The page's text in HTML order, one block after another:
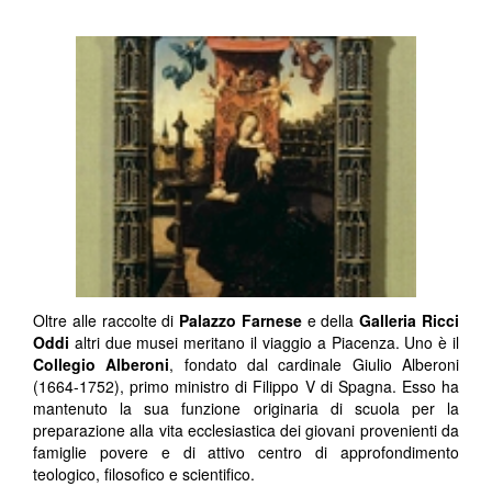
Oltre alle raccolte di Palazzo Farnesee dellaGalleria Ricci
Oddi altri due musei meritano il viaggio a Piacenza. Uno è il
Collegio Alberoni, fondato dal cardinale Giulio Alberoni
(1664-1752), primo ministro di Filippo V di Spagna. Esso ha
mantenuto la sua funzione originaria di scuola per la
preparazione alla vita ecclesiastica dei giovani provenienti da
famiglie povere e di attivo centro di approfondimento
teologico, filosofico e scientifico.